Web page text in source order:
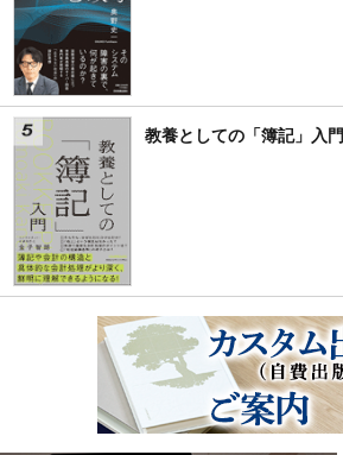
教養としての「簿記」入門